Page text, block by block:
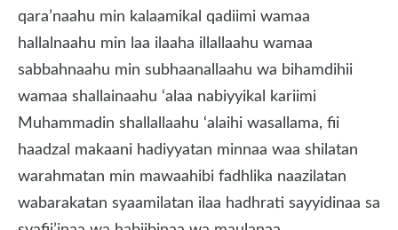
qara’naahu min kalaamikal qadiimi wamaa
hallalnaahu min laa ilaaha illallaahu wamaa
sabbahnaahu min subhaanallaahu wa bihamdihii
wamaa shallainaahu ‘alaa nabiyyikal kariimi
Muhammadin shallallaahu ‘alaihi wasallama, fii
haadzal makaani hadiyyatan minnaa waa shilatan
warahmatan min mawaahibi fadhlika naazilatan
wabarakatan syaamilatan ilaa hadhrati sayyidinaa sa